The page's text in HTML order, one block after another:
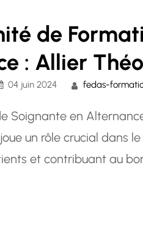
de
: Allier
04 juin 2024 fedas-
Soignante en
un rôle crucial dans
et contribuant au
voie…